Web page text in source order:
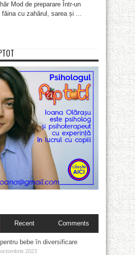
Mod de preparare Într-un
cu zahărul, sarea și ...
Recent Comments
bebe în diversificare
2023